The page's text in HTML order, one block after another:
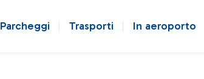
Parcheggi Trasporti In aeroporto